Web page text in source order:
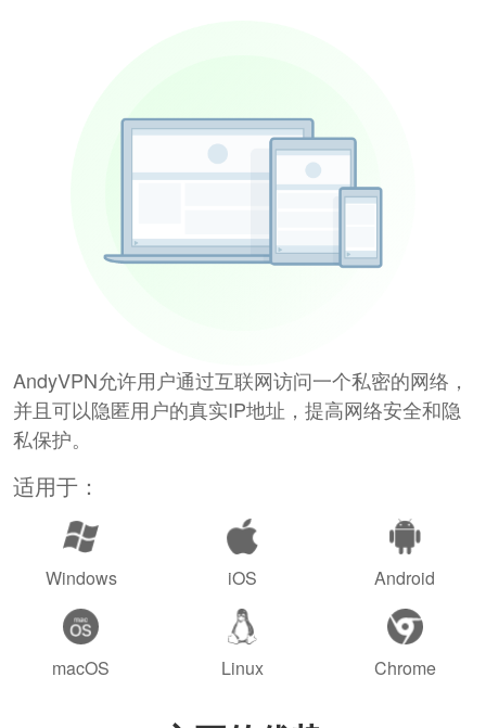
AndyVPN允许用户通过互联网访问一个私密的网络，
并且可以隐匿用户的真实IP地址，提高网络安全和隐
私保护。
适用于：
Windows iOS Android
macOS Linux Chrome